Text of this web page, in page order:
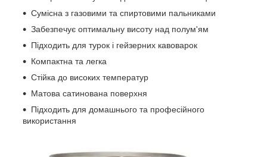
Сумісна з газовими та спиртовими пальниками
Забезпечує оптимальну висоту над полум'ям
Підходить для турок і гейзерних кавоварок
Компактна та легка
Стійка до високих температур
Матова сатинована поверхня
Підходить для домашнього та професійного
використання